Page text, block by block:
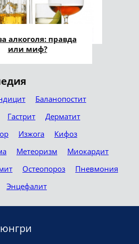
алкоголя: правда
или миф?
Баланопостит
Гастрит
Дерматит
Изжога
Кифоз
Метеоризм
Миокардит
Остеопороз
Пневмония
Энцефалит